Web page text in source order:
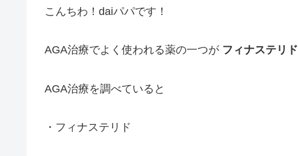
こんちわ！daiパパです！
AGA治療でよく使われる薬の一つが フィナステリド
AGA治療を調べていると
・フィナステリド